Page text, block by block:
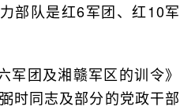
部队是红6军团、红10军
团及湘赣军区的训令》
时同志及部分的党政干部